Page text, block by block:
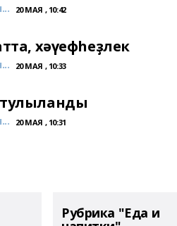
20 МАЯ , 10:42
хәүефһеҙлек
20 МАЯ , 10:33
20 МАЯ , 10:31
Рубрика "Еда и